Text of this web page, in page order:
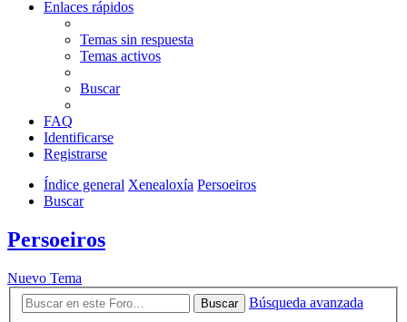
Enlaces rápidos
Temas sin respuesta
Temas activos
Buscar
FAQ
Identificarse
Registrarse
Índice general Xenealoxía Persoeiros
Buscar
Persoeiros
Nuevo Tema
Buscar
Búsqueda avanzada